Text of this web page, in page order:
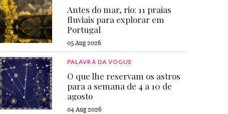
Antes do mar, rio: 11 praias
fluviais para explorar em
Portugal
05 Aug 2026
PALAVRA DA VOGUE
O que lhe reservam os astros
para a semana de 4 a 10 de
agosto
04 Aug 2026